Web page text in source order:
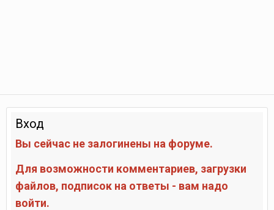
Вход
Вы сейчас не залогинены на форуме.
Для возможности комментариев, загрузки
файлов, подписок на ответы - вам надо
войти.